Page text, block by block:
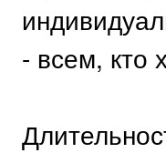
- всем, кто